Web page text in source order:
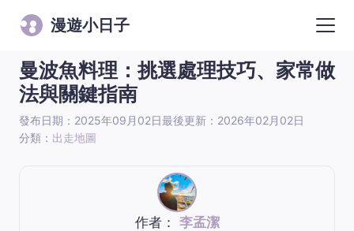
漫遊小日子
曼波魚料理：挑選處理技巧、家常做
法與關鍵指南
發布日期：2025年09月02日最後更新：2026年02月02日
分類： 出走地圖
作者： 李孟潔